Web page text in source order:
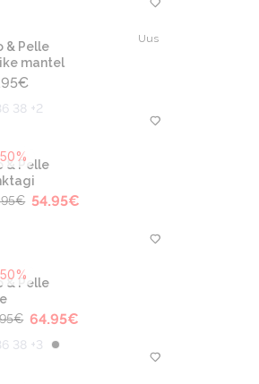
Uus
& Pelle
mantel
€
38 +2
& Pelle
€ 54.95€
& Pelle
€ 64.95€
38 +3